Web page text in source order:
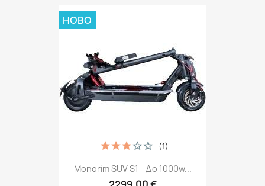
Monorim SUV S1 - До 1000w...
(1)
НОВО